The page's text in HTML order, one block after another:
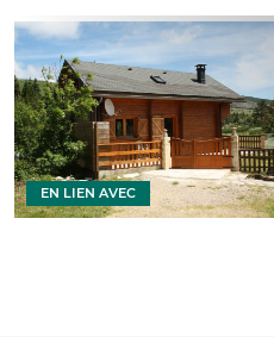
EN LIEN AVEC